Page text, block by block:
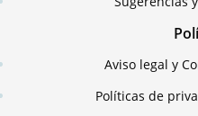
Aviso legal y
Políticas de